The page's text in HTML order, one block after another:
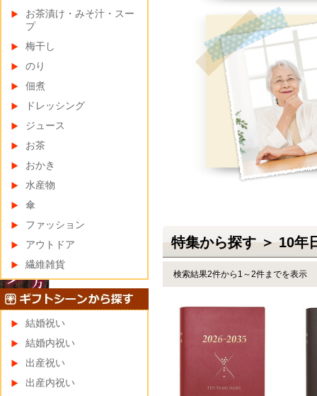
特集から探す ＞ 10年
検索結果2件から1～2件までを表示
お茶漬け・みそ汁・スー
プ
梅干し
のり
佃煮
ドレッシング
ジュース
お茶
おかき
水産物
傘
ファッション
アウトドア
繊維雑貨
結婚祝い
結婚内祝い
出産祝い
出産内祝い